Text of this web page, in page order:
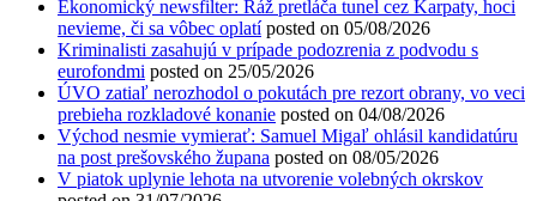
Ekonomický newsfilter: Ráž pretláča tunel cez Karpaty, hoci
nevieme, či sa vôbec oplatí posted on 05/08/2026
Kriminalisti zasahujú v prípade podozrenia z podvodu s
eurofondmi posted on 25/05/2026
ÚVO zatiaľ nerozhodol o pokutách pre rezort obrany, vo veci
prebieha rozkladové konanie posted on 04/08/2026
Východ nesmie vymierať: Samuel Migaľ ohlásil kandidatúru
na post prešovského župana posted on 08/05/2026
V piatok uplynie lehota na utvorenie volebných okrskov